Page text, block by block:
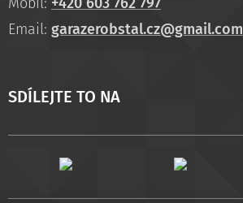
Mobil: +420 603 762 797
Email: garazerobstal.cz@gmail.com
SDÍLEJTE TO NA